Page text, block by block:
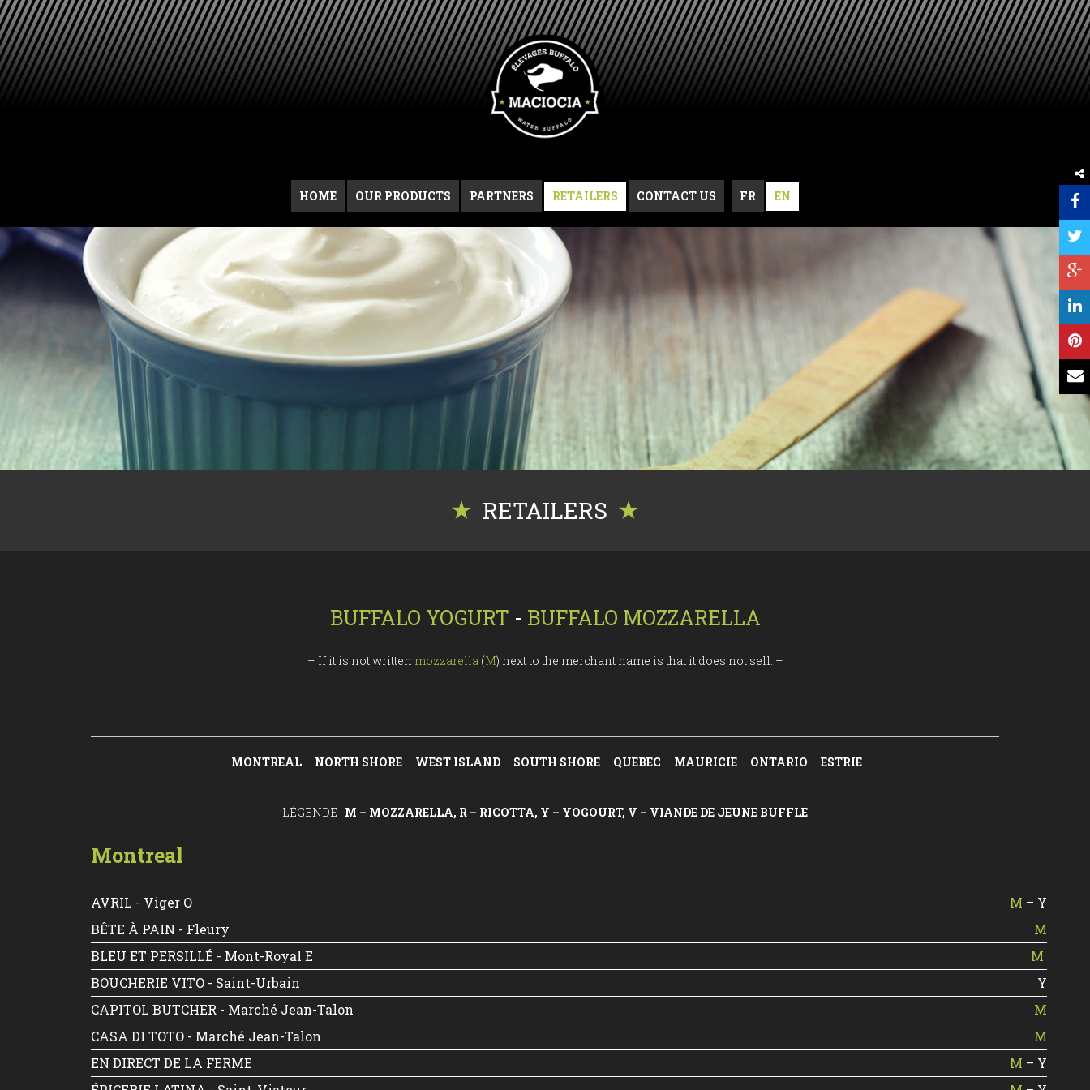
HOME OUR PRODUCTS PARTNERS RETAILERS CONTACT US FR EN
RETAILERS
BUFFALO YOGURT - BUFFALO MOZZARELLA
– If it is not written mozzarella(M) next to the merchant name is that it does not sell. –
MONTREAL– NORTH SHORE– WEST ISLAND– SOUTH SHORE– QUEBEC – MAURICIE– ONTARIO – ESTRIE
LÉGENDE : M – MOZZARELLA, R – RICOTTA, Y – YOGOURT, V – VIANDE DE JEUNE BUFFLE
Montreal
AVRIL - Viger O M – Y
BÊTE À PAIN - Fleury
M
BLEU ET PERSILLÉ - Mont-Royal E
M
BOUCHERIE VITO - Saint-Urbain
Y
CAPITOL BUTCHER - Marché Jean-Talon
M
CASA DI TOTO - Marché Jean-Talon
M
EN DIRECT DE LA FERME
M – Y